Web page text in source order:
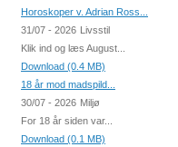
Horoskoper v. Adrian Ross...
31/07 - 2026 Livsstil
Klik ind og læs August...
Download (0.4 MB)
18 år mod madspild...
30/07 - 2026 Miljø
For 18 år siden var...
Download (0.1 MB)